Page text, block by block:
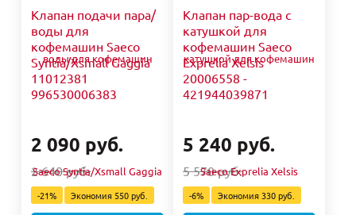
Клапан подачи пара/
воды для
кофемашин Saeco
Syntia/Xsmall Gaggia
11012381
996530006383
2 090 руб.
2 640 руб.
-21% Экономия 550 руб.
Клапан пар-вода с
катушкой для
кофемашин Saeco
Exprelia Xelsis
20006558 -
421944039871
5 240 руб.
5 570 руб.
-6% Экономия 330 руб.